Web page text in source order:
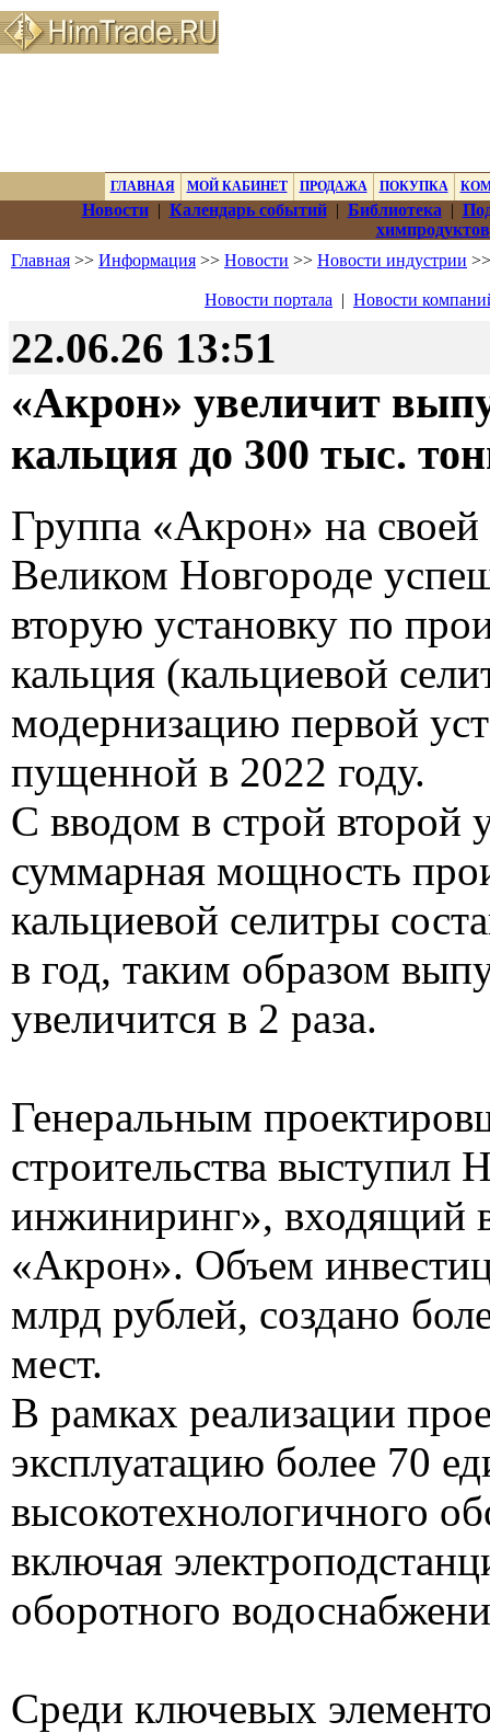
ГЛАВНАЯ МОЙ КАБИНЕТ ПРОДАЖА ПОКУПКА
Новости| Календарь событий| Библиотека |
химпродуктов
Главная >> Информация >> Новости >> Новости индустрии
Новости портала | Новости
22.06.26 13:51
«Акрон» увеличит
кальция до 300 тыс.
Группа «Акрон» на
Великом Новгороде
вторую установку по
кальция (кальциевой
модернизацию первой
пущенной в 2022 году.
C вводом в строй второй
суммарная мощность
кальциевой селитры
в год, таким образом
увеличится в 2 раза.
Генеральным
строительства
инжиниринг», входящий
«Акрон». Объем
млрд рублей, создано
мест.
В рамках реализации
эксплуатацию более 70
высокотехнологичного
включая
оборотного
Среди ключевых